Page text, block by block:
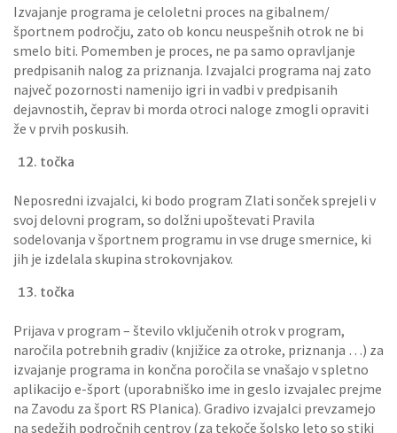
Izvajanje programa je celoletni proces na gibalnem/
športnem področju, zato ob koncu neuspešnih otrok ne bi
smelo biti. Pomemben je proces, ne pa samo opravljanje
predpisanih nalog za priznanja. Izvajalci programa naj zato
največ pozornosti namenijo igri in vadbi v predpisanih
dejavnostih, čeprav bi morda otroci naloge zmogli opraviti
že v prvih poskusih.
točka
Neposredni izvajalci, ki bodo program Zlati sonček sprejeli v
svoj delovni program, so dolžni upoštevati Pravila
sodelovanja v športnem programu in vse druge smernice, ki
jih je izdelala skupina strokovnjakov.
točka
Prijava v program – število vključenih otrok v program,
naročila potrebnih gradiv (knjižice za otroke, priznanja …) za
izvajanje programa in končna poročila se vnašajo v spletno
aplikacijo e-šport (uporabniško ime in geslo izvajalec prejme
na Zavodu za šport RS Planica). Gradivo izvajalci prevzamejo
na sedežih področnih centrov (za tekoče šolsko leto so stiki